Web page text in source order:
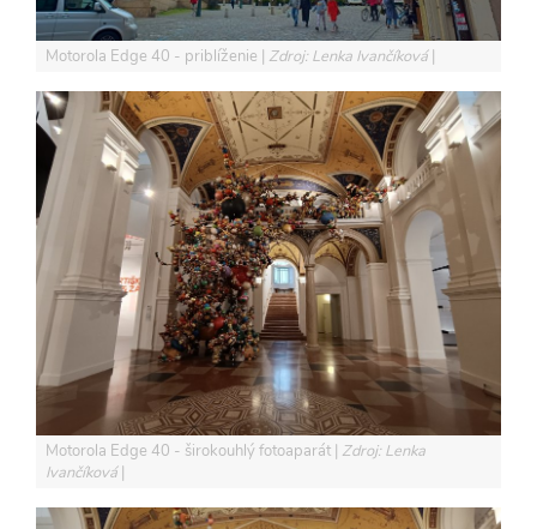
Motorola Edge 40 - priblíženie Zdroj: Lenka Ivančíková
Motorola Edge 40 - širokouhlý fotoaparát Zdroj: Lenka
Ivančíková